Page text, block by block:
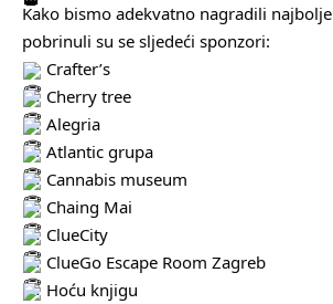
Kako bismo adekvatno nagradili
pobrinuli su se sljedeći sponzori:
Crafter’s
Cherry tree
Alegria
Atlantic grupa
Cannabis museum
Chaing Mai
ClueCity
ClueGo Escape Room Zagreb
Hoću knjigu